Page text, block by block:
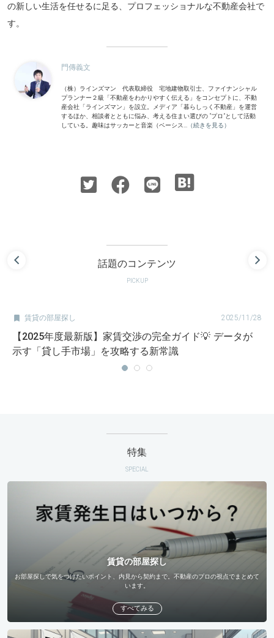
の新しい生活を任せるに足る、プロフェッショナルな不動産会社で
す。
門傳義文
（株）ラインズマン 代表取締役 宅地建物取引士、ファイナンシャル
プランナー２級「不動産をわかりやすく伝える」をコンセプトに、不動
産会社「ラインズマン」を設立。メディア「暮らしっく不動産」を運営
するほか、相談者とともに悩み、考える住まい選びの “プロ”として活動
している。趣味はサッカーと音楽（ベーシス...
（続きを見る）
話題のコンテンツ
PICKUP
 賃貸の部屋探し 2025/11/28
【2025年度最新版】家賃交渉の完全ガイド💡 データが
示す「貸し手市場」を攻略する新常識
特集
SPECIAL
賃貸の部屋探し
お部屋探しで気をつけたいポイント、内見から契約まで。不動産のプロの視点でまとめて
います。
すべてみる